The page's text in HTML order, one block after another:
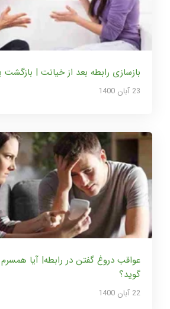
بازسازی رابطه بعد از خیانت | بازگشت
23 آبان 1400
عواقب دروغ گفتن در رابطه| آیا
گوید؟
22 آبان 1400